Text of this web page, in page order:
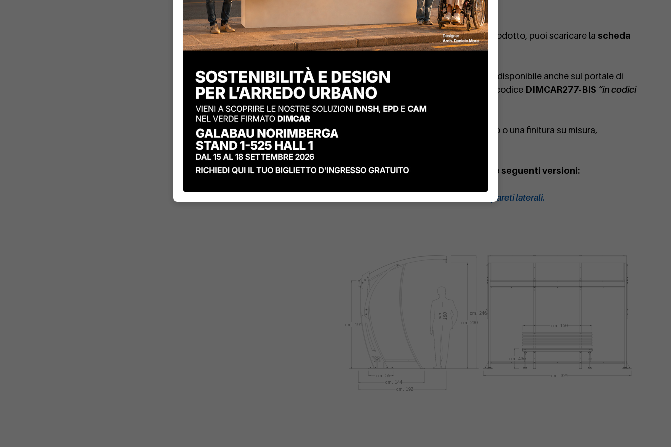
Richiedi maggiori informazioni
Per scoprire tutti i dettagli tecnici del prodotto, puoi scaricare la scheda
tecnica dettagliata.
La pensilina Anthea con pareti laterali è disponibile anche sul portale di
"acquistinretepa - MEPA"
cercando il codice DIMCAR277-BIS “in codici
prodotto”
Se desideri un preventivo personalizzato o una finitura su misura,
Puoi trovare la pensilina Anthea nelle seguenti versioni:
Pensilina Anthea con pareti laterali.